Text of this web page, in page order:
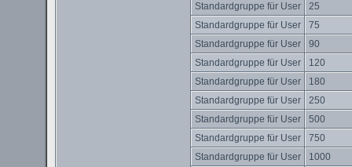
Standardgruppe für User
25
Standardgruppe für User
75
Standardgruppe für User
90
Standardgruppe für User
120
Standardgruppe für User
180
Standardgruppe für User
250
Standardgruppe für User
500
Standardgruppe für User
750
Standardgruppe für User
1000